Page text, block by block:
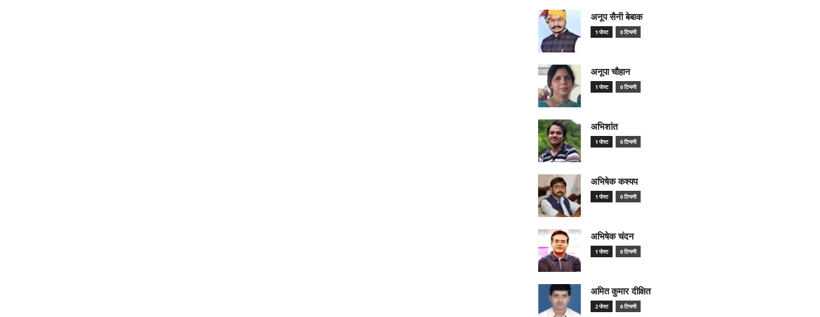
अनूप सैनी बेबाक
1 पोस्ट 0 टिप्पणी
अनूपा चौहान
1 पोस्ट 0 टिप्पणी
अभिशांत
1 पोस्ट 0 टिप्पणी
अभिषेक कश्यप
1 पोस्ट 0 टिप्पणी
अभिषेक चंदन
1 पोस्ट 0 टिप्पणी
अमित कुमार दीक्षित
2 पोस्ट 0 टिप्पणी